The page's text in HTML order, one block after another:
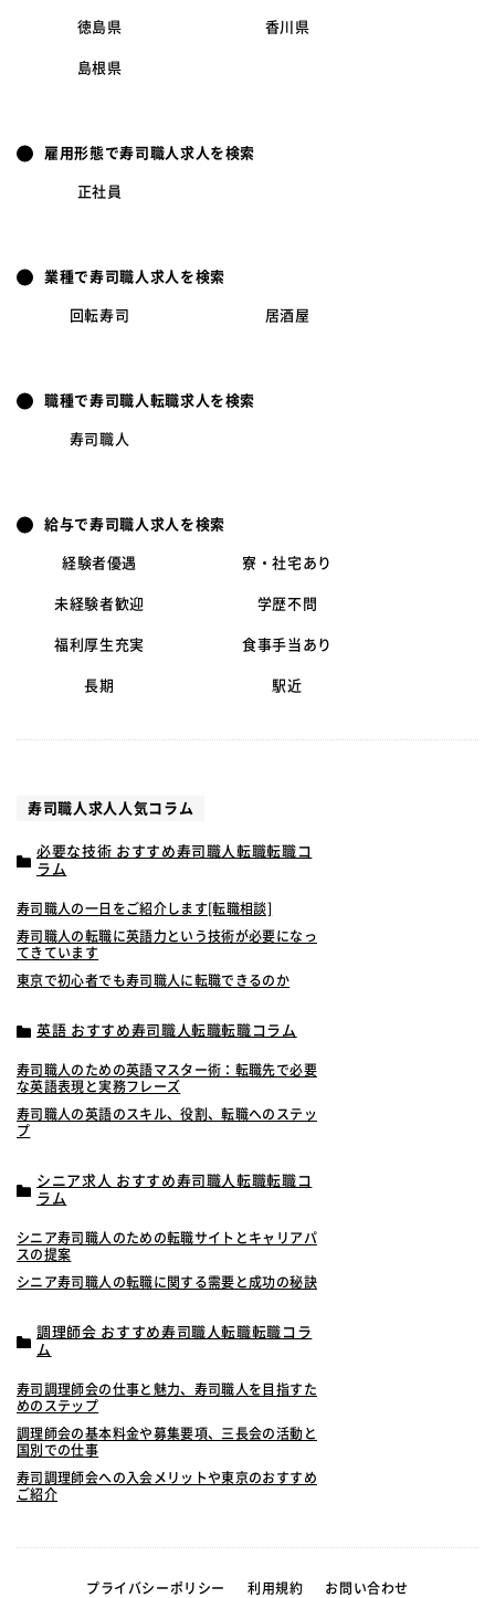
徳島県 香川県
島根県
雇用形態で寿司職人求人を検索
正社員
業種で寿司職人求人を検索
回転寿司 居酒屋
職種で寿司職人転職求人を検索
寿司職人
給与で寿司職人求人を検索
経験者優遇 寮・社宅あり
未経験者歓迎 学歴不問
福利厚生充実 食事手当あり
長期 駅近
寿司職人求人人気コラム
必要な技術 おすすめ寿司職人転職転職コ
ラム
寿司職人の一日をご紹介します[転職相談]
寿司職人の転職に英語力という技術が必要になっ
てきています
東京で初心者でも寿司職人に転職できるのか
英語 おすすめ寿司職人転職転職コラム
寿司職人のための英語マスター術：転職先で必要
な英語表現と実務フレーズ
寿司職人の英語のスキル、役割、転職へのステッ
プ
シニア求人 おすすめ寿司職人転職転職コ
ラム
シニア寿司職人のための転職サイトとキャリアパ
スの提案
シニア寿司職人の転職に関する需要と成功の秘訣
調理師会 おすすめ寿司職人転職転職コラ
ム
寿司調理師会の仕事と魅力、寿司職人を目指すた
めのステップ
調理師会の基本料金や募集要項、三長会の活動と
国別での仕事
寿司調理師会への入会メリットや東京のおすすめ
ご紹介
プライバシーポリシー 利用規約 お問い合わせ